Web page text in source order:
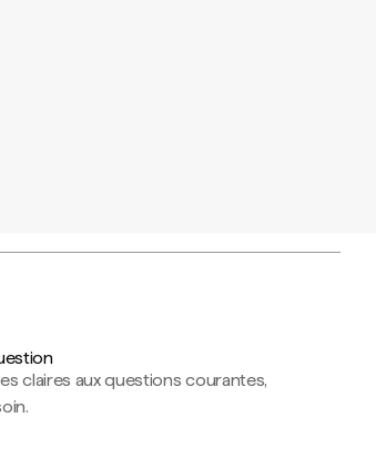
claires aux questions courantes,